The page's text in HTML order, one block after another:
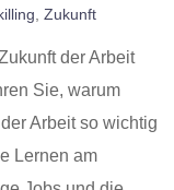
Zukunft
der Arbeit
Sie, warum
Arbeit so wichtig
Lernen am